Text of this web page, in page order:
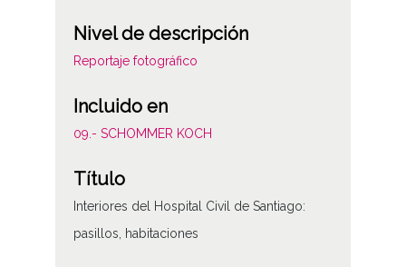
Nivel de descripción
Reportaje fotográfico
Incluido en
09.- SCHOMMER KOCH
Título
Interiores del Hospital Civil de Santiago:
pasillos, habitaciones